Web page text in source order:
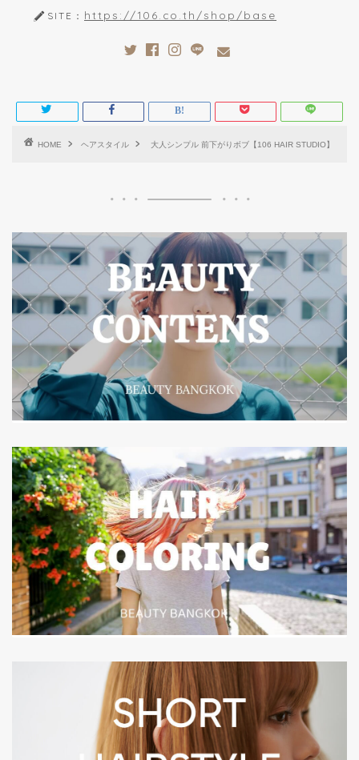
SITE： https://106.co.th/shop/base
HOME ヘアスタイル 大人シンプル 前下がりボブ【106 HAIR STUDIO】